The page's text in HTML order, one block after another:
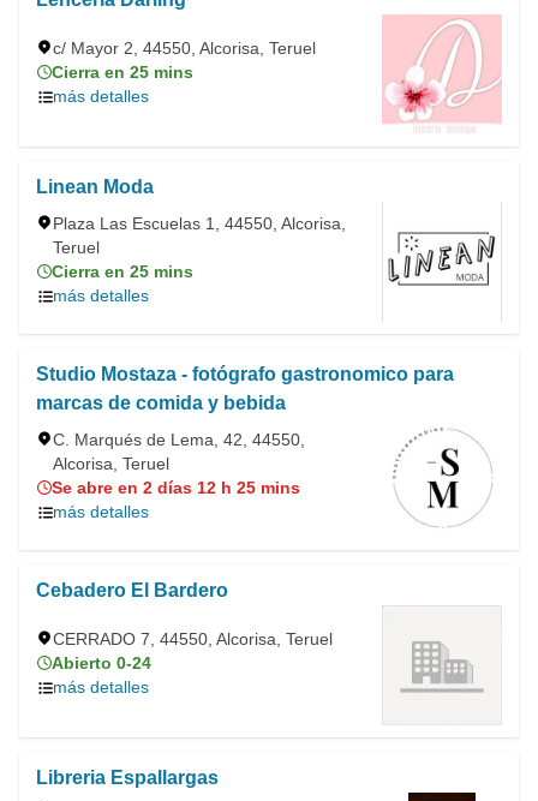
c/ Mayor 2, 44550, Alcorisa, Teruel
Cierra en 25 mins
más detalles
Linean Moda
Plaza Las Escuelas 1, 44550, Alcorisa,
Teruel
Cierra en 25 mins
más detalles
Studio Mostaza - fotógrafo gastronomico para
marcas de comida y bebida
C. Marqués de Lema, 42, 44550,
Alcorisa, Teruel
Se abre en 2 días 12 h 25 mins
más detalles
Cebadero El Bardero
CERRADO 7, 44550, Alcorisa, Teruel
Abierto 0-24
más detalles
Libreria Espallargas